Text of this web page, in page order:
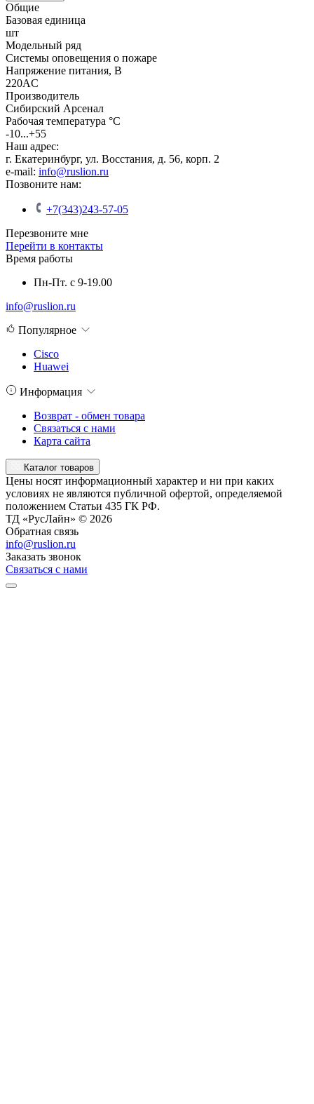
Общие
Базовая единица
шт
Модельный ряд
Системы оповещения о пожаре
Напряжение питания, В
220AC
Производитель
Сибирский Арсенал
Рабочая температура °C
-10...+55
Наш адрес:
г. Екатеринбург, ул. Восстания, д. 56, корп. 2
e-mail: info@ruslion.ru
Позвоните нам:
+7(343)243-57-05
Перезвоните мне
Перейти в контакты
Время работы
Пн-Пт. с 9-19.00
info@ruslion.ru
Популярное
Cisco
Huawei
Информация
Возврат - обмен товара
Связаться с нами
Карта сайта
Каталог товаров
Цены носят информационный характер и ни при каких
условиях не являются публичной офертой, определяемой
положением Статьи 435 ГК РФ.
ТД «РусЛайн» © 2026
Обратная связь
info@ruslion.ru
Заказать звонок
Связаться с нами